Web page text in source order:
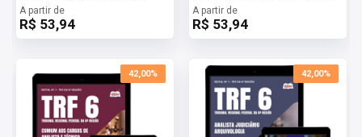
A partir de
R$ 53,94
A partir de
R$ 53,94
42,00% 42,00%